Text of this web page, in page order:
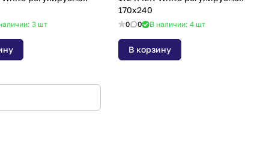
3 шт
170x240
0 0 В наличии: 4 шт
В корзину